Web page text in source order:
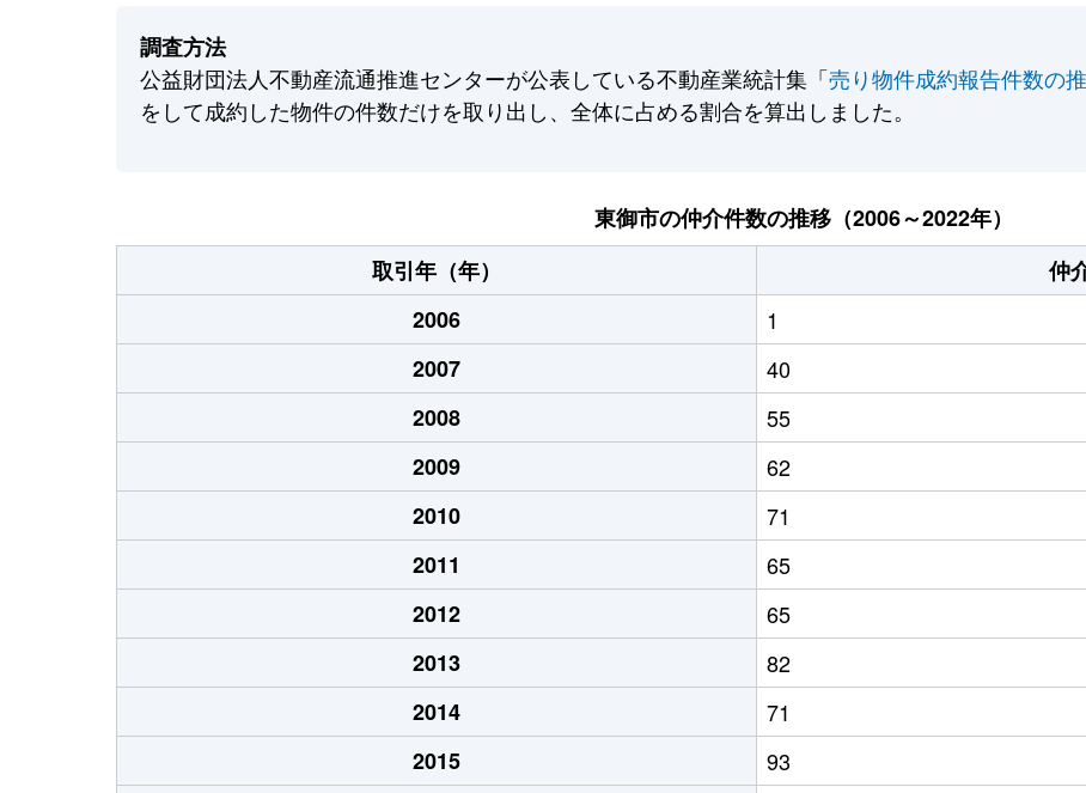
調査方法
公益財団法人不動産流通推進センターが公表している不動産業統計集「売り物件成約報告件数の推
をして成約した物件の件数だけを取り出し、全体に占める割合を算出しました。
東御市の仲介件数の推移（2006～2022年）
取引年（年）
仲
2006
1
2007
40
2008
55
2009
62
2010
71
2011
65
2012
65
2013
82
2014
71
2015
93